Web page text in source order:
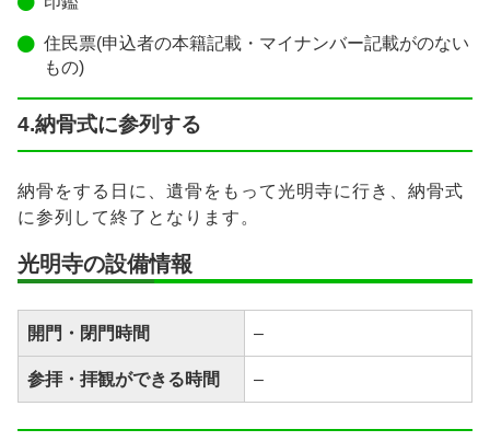
住民票(申込者の本籍記載・マイナンバー記載がのない
もの)
4.納骨式に参列する
納骨をする日に、遺骨をもって光明寺に行き、納骨式
に参列して終了となります。
光明寺の設備情報
開門・閉門時間 –
参拝・拝観ができる時間 –